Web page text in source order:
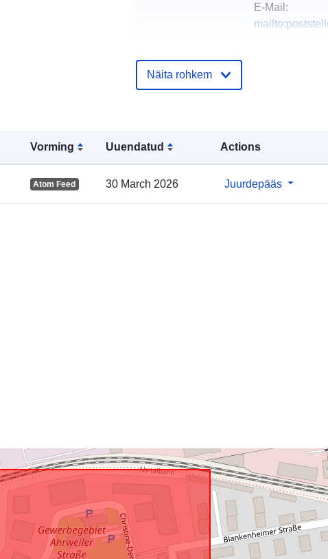
Vorming Uuendatud Actions
Atom Feed 30 March 2026 Juurdepääs
E-Mail:
Kataloogi kirje:
Geograafiline
ulatus:
Koordinaadid:
7.11751, 50.5485 ], [ 7.11751,
50.5462 ], [ 7.1128, 50.5462 ], [
Näita rohkem